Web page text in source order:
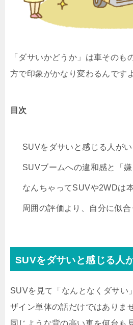
「ダサいかどうか」は車そのも
方で印象がかなり変わるんです
目次
SUVをダサいと感じる人が
SUVブームへの違和感と「
なんちゃってSUVや2WDは
周囲の評価より、自分に似
SUVをダサいと感じる人
SUVを見て「なんとなくダサい
ザイン単体の話だけではありま